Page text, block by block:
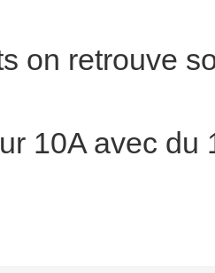
on retrouve
10A avec du